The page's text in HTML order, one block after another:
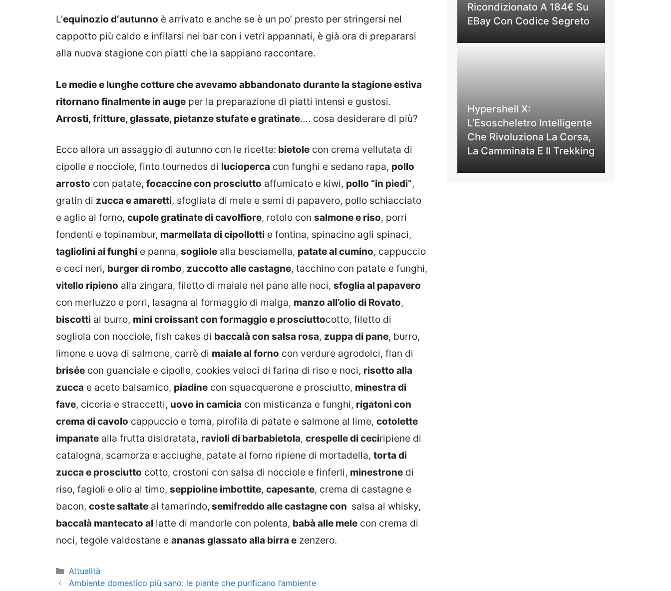
L’equinozio d‘autunno è arrivato e anche se è un po’ presto per stringersi nel
cappotto più caldo e infilarsi nei bar con i vetri appannati, è già ora di prepararsi
alla nuova stagione con piatti che la sappiano raccontare.
Le medie e lunghe cotture che avevamo abbandonato durante la stagione estiva
ritornano finalmente in auge per la preparazione di piatti intensi e gustosi.
Arrosti, fritture, glassate, pietanze stufate e gratinate…. cosa desiderare di più?
Ecco allora un assaggio di autunno con le ricette: bietole con crema vellutata di
cipolle e nocciole, finto tournedos di lucioperca con funghi e sedano rapa, pollo
arrosto con patate, focaccine con prosciutto affumicato e kiwi, pollo “in piedi”,
gratin di zucca e amaretti, sfogliata di mele e semi di papavero, pollo schiacciato
e aglio al forno, cupole gratinate di cavolfiore, rotolo con salmone e riso, porri
fondenti e topinambur, marmellata di cipollotti e fontina, spinacino agli spinaci,
tagliolini ai funghi e panna, sogliole alla besciamella, patate al cumino, cappuccio
e ceci neri, burger di rombo, zuccotto alle castagne, tacchino con patate e funghi,
vitello ripieno alla zingara, filetto di maiale nel pane alle noci, sfoglia al papavero
con merluzzo e porri, lasagna al formaggio di malga, manzo all’olio di Rovato,
biscotti al burro, mini croissant con formaggio e prosciuttocotto, filetto di
sogliola con nocciole, fish cakes di baccalà con salsa rosa, zuppa di pane, burro,
limone e uova di salmone, carrè di maiale al forno con verdure agrodolci, flan di
brisée con guanciale e cipolle, cookies veloci di farina di riso e noci, risotto alla
zucca e aceto balsamico, piadine con squacquerone e prosciutto, minestra di
fave, cicoria e straccetti, uovo in camicia con misticanza e funghi, rigatoni con
crema di cavolo cappuccio e toma, pirofila di patate e salmone al lime, cotolette
impanate alla frutta disidratata, ravioli di barbabietola, crespelle di ceciripiene di
catalogna, scamorza e acciughe, patate al forno ripiene di mortadella, torta di
zucca e prosciutto cotto, crostoni con salsa di nocciole e finferli, minestrone di
riso, fagioli e olio al timo, seppioline imbottite, capesante, crema di castagne e
bacon, coste saltate al tamarindo, semifreddo alle castagne con salsa al whisky,
baccalà mantecato al latte di mandorle con polenta, babà alle mele con crema di
noci, tegole valdostane e ananas glassato alla birra e zenzero.
Categorie
Attualità
Ambiente domestico più sano: le piante che purificano l’ambiente
Ricondizionato A 184€ Su
EBay Con Codice Segreto
Hypershell X:
L’Esoscheletro Intelligente
Che Rivoluziona La Corsa,
La Camminata E Il Trekking